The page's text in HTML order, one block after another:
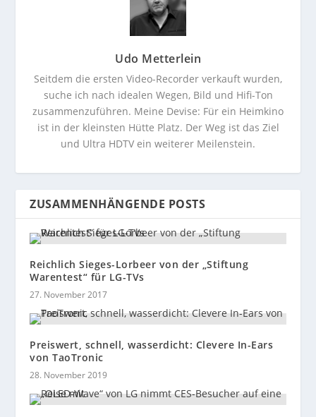
Udo Metterlein
Seitdem die ersten Video-Recorder verkauft wurden,
suche ich nach idealen Wegen, Bild und Hifi-Ton
zusammenzuführen. Meine Devise: Für ein Heimkino
ist in der kleinsten Hütte Platz. Der Weg ist das Ziel
und Ultra HDTV ein weiterer Meilenstein.
ZUSAMMENHÄNGENDE POSTS
Reichlich Sieges-Lorbeer von der „Stiftung
Warentest“ für LG-TVs
27. November 2017
Preiswert, schnell, wasserdicht: Clevere In-Ears
von TaoTronic
28. November 2019